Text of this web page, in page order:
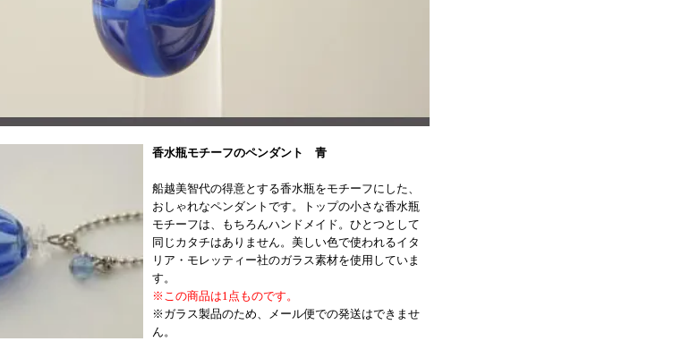
香水瓶モチーフのペンダント 青
船越美智代の得意とする香水瓶をモチーフにした、
おしゃれなペンダントです。トップの小さな香水瓶
モチーフは、もちろんハンドメイド。ひとつとして
同じカタチはありません。美しい色で使われるイタ
リア・モレッティー社のガラス素材を使用していま
す。
※この商品は1点ものです。
※ガラス製品のため、メール便での発送はできませ
ん。